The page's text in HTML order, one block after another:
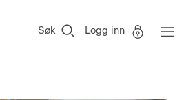
Søk Logg inn